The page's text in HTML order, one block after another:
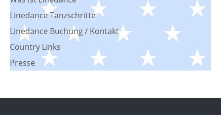
Linedance Tanzschritte
Linedance Buchung / Kontakt
Country Links
Presse